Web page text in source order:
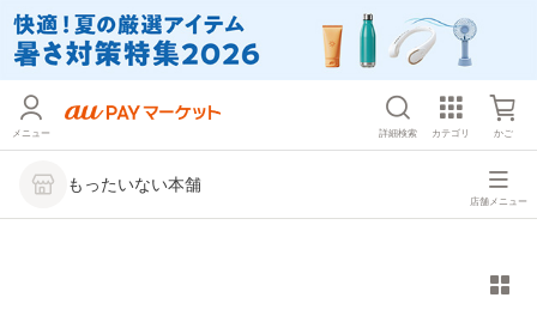
メニュー 詳細検索 カテゴリ かご
もったいない本舗
店舗メニュー